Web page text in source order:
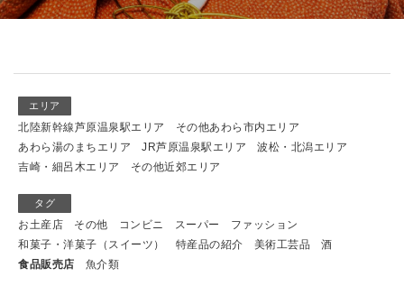
エリア
北陸新幹線芦原温泉駅エリア
その他あわら市内エリア
あわら湯のまちエリア
JR芦原温泉駅エリア
波松・北潟エリア
吉崎・細呂木エリア
その他近郊エリア
タグ
お土産店 その他 コンビニ スーパー
ファッション
和菓子・洋菓子（スイーツ）
特産品の紹介 美術工芸品
酒
食品販売店
魚介類